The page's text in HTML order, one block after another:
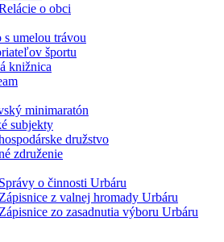
o obci
s umelou trávou
športu
knižnica
minimaratón
subjekty
družstvo
združenie
Správy o činnosti Urbáru
Zápisnice z valnej hromady Urbáru
Zápisnice zo zasadnutia výboru Urbáru